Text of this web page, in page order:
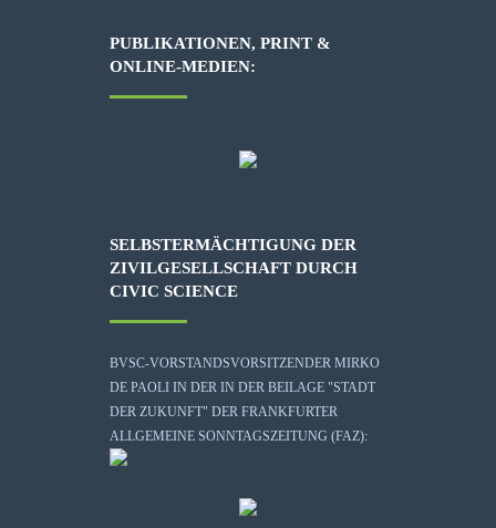
PUBLIKATIONEN, PRINT &
ONLINE-MEDIEN:
SELBSTERMÄCHTIGUNG DER
ZIVILGESELLSCHAFT DURCH
CIVIC SCIENCE
BVSC-VORSTANDSVORSITZENDER MIRKO
DE PAOLI IN DER IN DER BEILAGE "STADT
DER ZUKUNFT" DER FRANKFURTER
ALLGEMEINE SONNTAGSZEITUNG (FAZ):